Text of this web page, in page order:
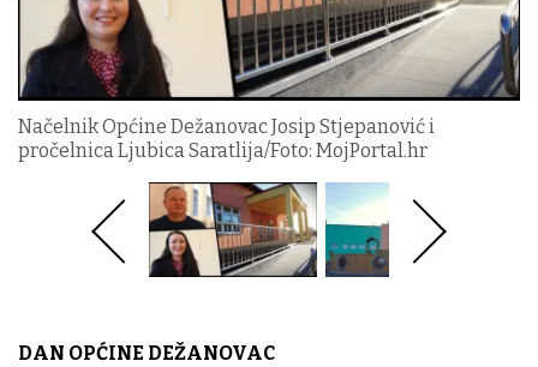
Načelnik Općine Dežanovac Josip Stjepanović i
pročelnica Ljubica Saratlija/Foto: MojPortal.hr
DAN OPĆINE DEŽANOVAC